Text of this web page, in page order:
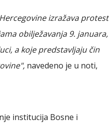
izražava protest
obilježavanja 9. januara,
a koje predstavljaju čin
navedeno je u noti,
institucija Bosne i